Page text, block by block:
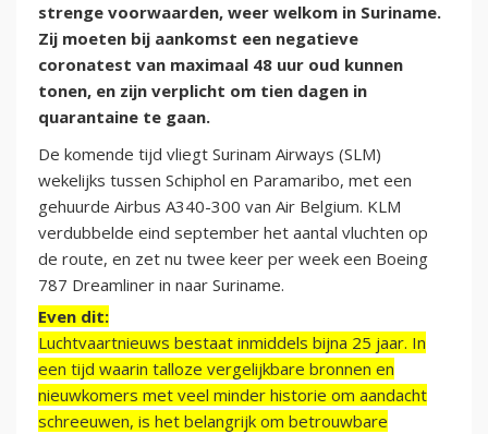
strenge voorwaarden, weer welkom in Suriname.
Zij moeten bij aankomst een negatieve
coronatest van maximaal 48 uur oud kunnen
tonen, en zijn verplicht om tien dagen in
quarantaine te gaan.
De komende tijd vliegt Surinam Airways (SLM)
wekelijks tussen Schiphol en Paramaribo, met een
gehuurde Airbus A340-300 van Air Belgium. KLM
verdubbelde eind september het aantal vluchten op
de route, en zet nu twee keer per week een Boeing
787 Dreamliner in naar Suriname.
Even dit:
Luchtvaartnieuws bestaat inmiddels bijna 25 jaar. In
een tijd waarin talloze vergelijkbare bronnen en
nieuwkomers met veel minder historie om aandacht
schreeuwen, is het belangrijk om betrouwbare